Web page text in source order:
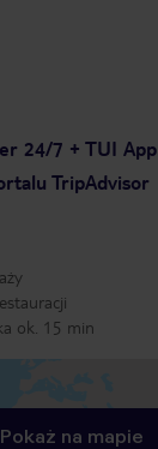
24/7 + TUI App
TripAdvisor
ok. 15 min
Pokaż na mapie